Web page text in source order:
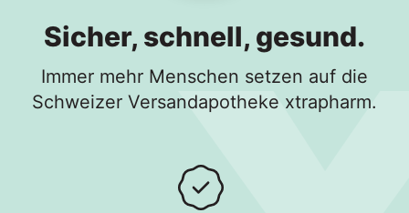
Sicher, schnell, gesund.
Immer mehr Menschen setzen auf die
Schweizer Versandapotheke xtrapharm.